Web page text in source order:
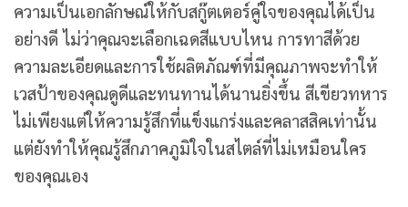
ความเป็นเอกลักษณ์ให้กับสกู๊ตเตอร์คู่ใจของคุณได้เป็น
อย่างดี ไม่ว่าคุณจะเลือกเฉดสีแบบไหน การทาสีด้วย
ความละเอียดและการใช้ผลิตภัณฑ์ที่มีคุณภาพจะทำให้
เวสป้าของคุณดูดีและทนทานได้นานยิ่งขึ้น สีเขียวทหาร
ไม่เพียงแต่ให้ความรู้สึกที่แข็งแกร่งและคลาสสิคเท่านั้น
แต่ยังทำให้คุณรู้สึกภาคภูมิใจในสไตล์ที่ไม่เหมือนใคร
ของคุณเอง